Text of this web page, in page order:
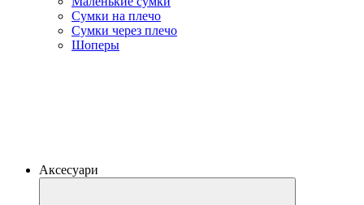
Сумки на плечо
Сумки через плечо
Шоперы
Аксесуари